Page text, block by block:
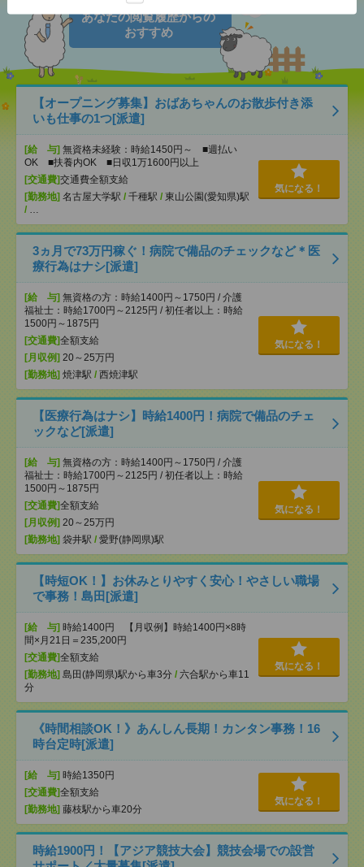
あなたの閲覧履歴からの
おすすめ
【オープニング募集】おばあちゃんのお散歩付き添
いも仕事の1つ[派遣]
[給 与] 無資格未経験：時給1450円～ ■週払い
OK ■扶養内OK ■日収1万1600円以上
[交通費]交通費全額支給
[勤務地] 名古屋大学駅 / 千種駅 / 東山公園(愛知県)駅
/ …
気になる！
3ヵ月で73万円稼ぐ！病院で備品のチェックなど＊医
療行為はナシ[派遣]
[給 与] 無資格の方：時給1400円～1750円 / 介護
福祉士：時給1700円～2125円 / 初任者以上：時給
1500円～1875円
[交通費]全額支給
[月収例] 20～25万円
[勤務地] 焼津駅 / 西焼津駅
気になる！
【医療行為はナシ】時給1400円！病院で備品のチェ
ックなど[派遣]
[給 与] 無資格の方：時給1400円～1750円 / 介護
福祉士：時給1700円～2125円 / 初任者以上：時給
1500円～1875円
[交通費]全額支給
[月収例] 20～25万円
[勤務地] 袋井駅 / 愛野(静岡県)駅
気になる！
【時短OK！】お休みとりやすく安心！やさしい職場
で事務！島田[派遣]
[給 与] 時給1400円 【月収例】時給1400円×8時
間×月21日＝235,200円
[交通費]全額支給
[勤務地] 島田(静岡県)駅から車3分 / 六合駅から車11
分
気になる！
《時間相談OK！》あんしん長期！カンタン事務！16
時台定時[派遣]
[給 与] 時給1350円
[交通費]全額支給
[勤務地] 藤枝駅から車20分
気になる！
時給1900円！【アジア競技大会】競技会場での設営